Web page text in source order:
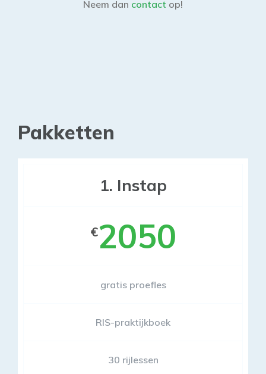
Neem dan contact op!
Pakketten
1. Instap
€2050
gratis proefles
RIS-praktijkboek
30 rijlessen